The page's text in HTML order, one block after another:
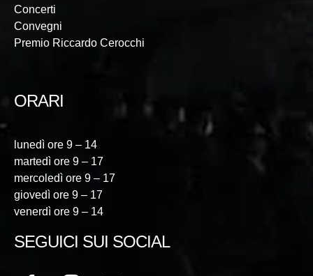
Concerti
Convegni
Premio Riccardo Cerocchi
ORARI
lunedì ore 9 – 14
martedì ore 9 – 17
mercoledì ore 9 – 17
giovedì ore 9 – 17
venerdì ore 9 – 14
SEGUICI SUI SOCIAL